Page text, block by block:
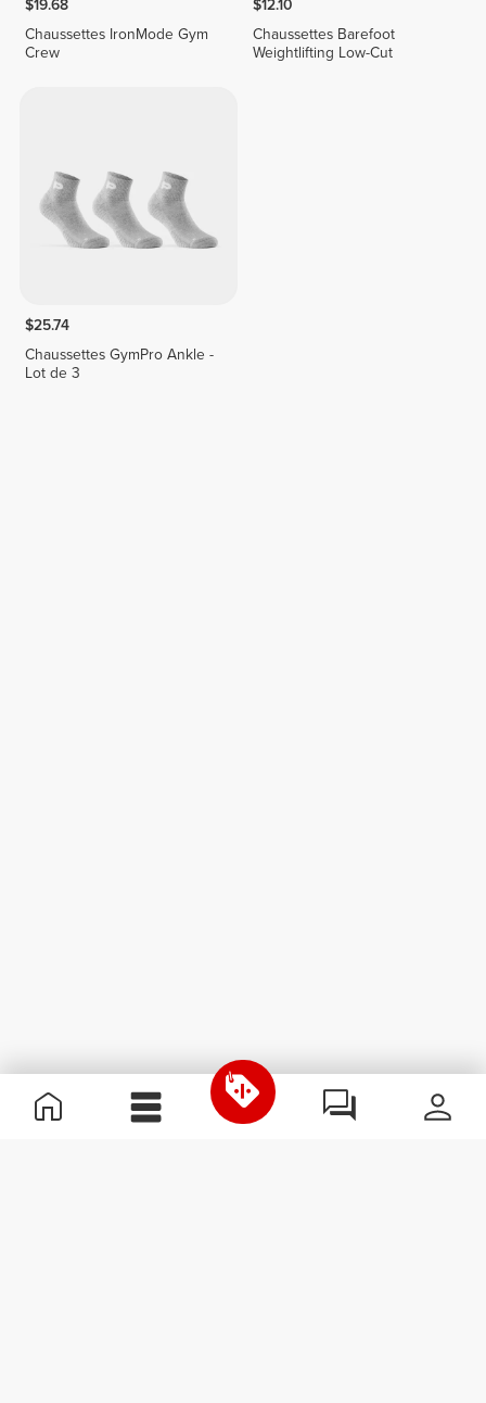
$19.68
Chaussettes IronMode Gym
Crew
$12.10
Chaussettes Barefoot
Weightlifting Low-Cut
$25.74
Chaussettes GymPro Ankle -
Lot de 3